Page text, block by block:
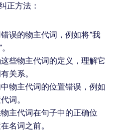
正方法：
误的物主代词，例如将“我
些物主代词的定义，理解它
关系。
物主代词的位置错误，例如
词。
主代词在句子中的正确位
名词之前。